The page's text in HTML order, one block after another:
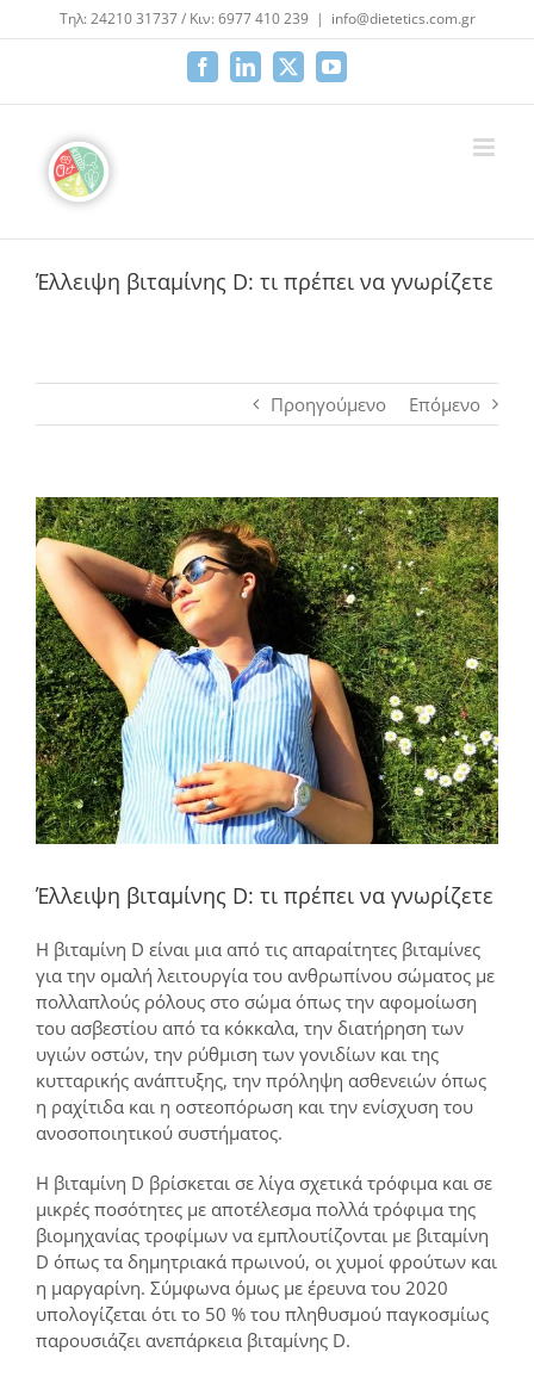
Μετάβαση
στο
Τηλ: 24210 31737 / Κιν: 6977 410 239 | info@dietetics.com.gr
FacebookLinkedIn
X YouTube
Έλλειψη βιταμίνης D: τι πρέπει να γνωρίζετε
Προηγούμενο Επόμενο
Προβολή
μεγαλύτερης
εικόνας
Έλλειψη βιταμίνης D: τι πρέπει να γνωρίζετε
Η βιταμίνη D είναι μια από τις απαραίτητες βιταμίνες
για την ομαλή λειτουργία του ανθρωπίνου σώματος με
πολλαπλούς ρόλους στο σώμα όπως την αφομοίωση
του ασβεστίου από τα κόκκαλα, την διατήρηση των
υγιών οστών, την ρύθμιση των γονιδίων και της
κυτταρικής ανάπτυξης, την πρόληψη ασθενειών όπως
η ραχίτιδα και η οστεοπόρωση και την ενίσχυση του
ανοσοποιητικού συστήματος.
Η βιταμίνη D βρίσκεται σε λίγα σχετικά τρόφιμα και σε
μικρές ποσότητες με αποτέλεσμα πολλά τρόφιμα της
βιομηχανίας τροφίμων να εμπλουτίζονται με βιταμίνη
D όπως τα δημητριακά πρωινού, οι χυμοί φρούτων και
η μαργαρίνη. Σύμφωνα όμως με έρευνα του 2020
υπολογίζεται ότι το 50 % του πληθυσμού παγκοσμίως
παρουσιάζει ανεπάρκεια βιταμίνης D.